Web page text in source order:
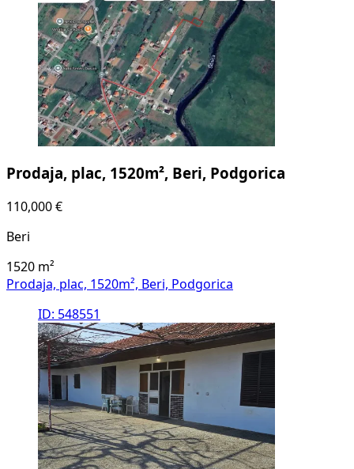
Prodaja, plac, 1520m², Beri, Podgorica
110,000 €
Beri
1520 m²
Prodaja, plac, 1520m², Beri, Podgorica
ID: 548551